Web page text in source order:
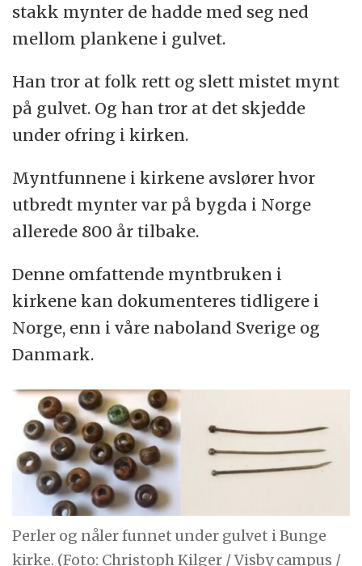
stakk mynter de hadde med seg ned
mellom plankene i gulvet.
Han tror at folk rett og slett mistet mynt
på gulvet. Og han tror at det skjedde
under ofring i kirken.
Myntfunnene i kirkene avslører hvor
utbredt mynter var på bygda i Norge
allerede 800 år tilbake.
Denne omfattende myntbruken i
kirkene kan dokumenteres tidligere i
Norge, enn i våre naboland Sverige og
Danmark.
Perler og nåler funnet under gulvet i Bunge
kirke. (Foto: Christoph Kilger / Visby campus /